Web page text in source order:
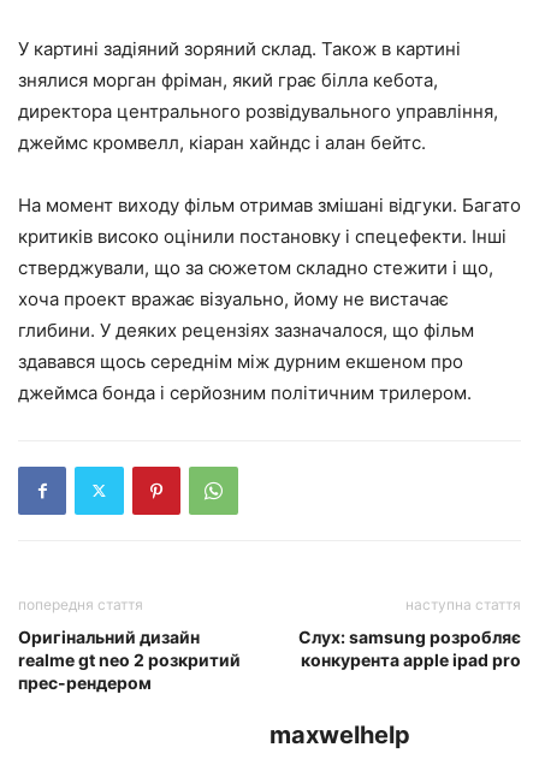
У картині задіяний зоряний склад. Також в картині
знялися морган фріман, який грає білла кебота,
директора центрального розвідувального управління,
джеймс кромвелл, кіаран хайндс і алан бейтс.
На момент виходу фільм отримав змішані відгуки. Багато
критиків високо оцінили постановку і спецефекти. Інші
стверджували, що за сюжетом складно стежити і що,
хоча проект вражає візуально, йому не вистачає
глибини. У деяких рецензіях зазначалося, що фільм
здавався щось середнім між дурним екшеном про
джеймса бонда і серйозним політичним трилером.
попередня стаття
Оригінальний дизайн
realme gt neo 2 розкритий
прес-рендером
наступна стаття
Слух: samsung розробляє
конкурента apple ipad pro
maxwelhelp